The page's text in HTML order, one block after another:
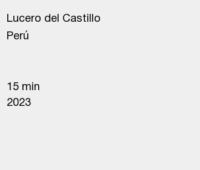
Lucero del Castillo
Perú
2023
15 min